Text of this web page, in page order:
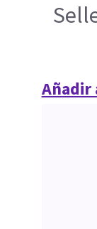
Añadir